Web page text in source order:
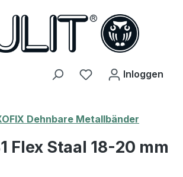
Je hebt 0 items op
Inloggen
Dehnbare Metallbänder
Flex Staal 18-20 mm